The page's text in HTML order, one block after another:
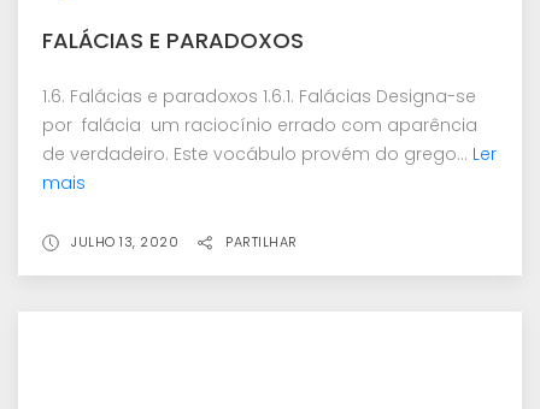
FALÁCIAS E PARADOXOS
1.6. Falácias e paradoxos 1.6.1. Falácias Designa-se
por falácia um raciocínio errado com aparência
de verdadeiro. Este vocábulo provém do grego... Ler
mais
JULHO 13, 2020 PARTILHAR